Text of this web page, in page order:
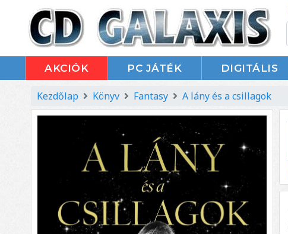
AKCIÓK PC JÁTÉK DIGITÁLIS
Kezdőlap Könyv Fantasy A lány és a csillagok